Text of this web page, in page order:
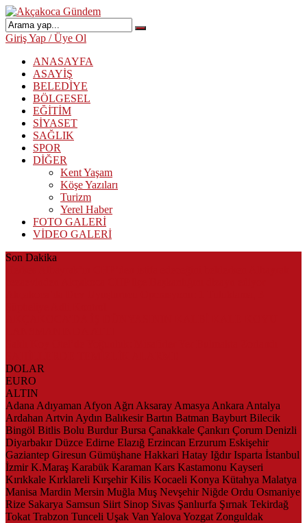
Giriş Yap / Üye Ol
ANASAYFA
ASAYİŞ
BELEDİYE
BÖLGESEL
EĞİTİM
SİYASET
SAĞLIK
SPOR
DİĞER
Kent Yaşam
Köşe Yazıları
Turizm
Yerel Haber
FOTO GALERİ
VİDEO GALERİ
Son Dakika
DOLAR
EURO
ALTIN
Adana Adıyaman Afyon Ağrı Aksaray Amasya Ankara Antalya
Ardahan Artvin Aydın Balıkesir Bartın Batman Bayburt Bilecik
Bingöl Bitlis Bolu Burdur Bursa Çanakkale Çankırı Çorum Denizli
Diyarbakır Düzce Edirne Elazığ Erzincan Erzurum Eskişehir
Gaziantep Giresun Gümüşhane Hakkari Hatay Iğdır Isparta İstanbul
İzmir K.Maraş Karabük Karaman Kars Kastamonu Kayseri
Kırıkkale Kırklareli Kırşehir Kilis Kocaeli Konya Kütahya Malatya
Manisa Mardin Mersin Muğla Muş Nevşehir Niğde Ordu Osmaniye
Rize Sakarya Samsun Siirt Sinop Sivas Şanlıurfa Şırnak Tekirdağ
Tokat Trabzon Tunceli Uşak Van Yalova Yozgat Zonguldak